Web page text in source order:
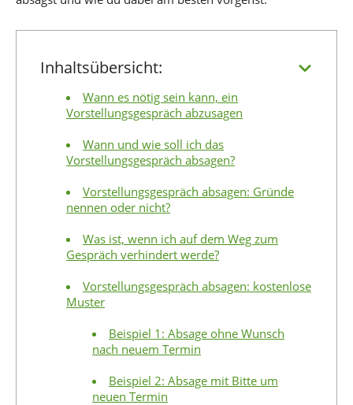
Inhaltsübersicht:
Wann es nötig sein kann, ein
Vorstellungsgespräch abzusagen
Wann und wie soll ich das
Vorstellungsgespräch absagen?
Vorstellungsgespräch absagen: Gründe
nennen oder nicht?
Was ist, wenn ich auf dem Weg zum
Gespräch verhindert werde?
Vorstellungsgespräch absagen: kostenlose
Muster
Beispiel 1: Absage ohne Wunsch
nach neuem Termin
Beispiel 2: Absage mit Bitte um
neuen Termin